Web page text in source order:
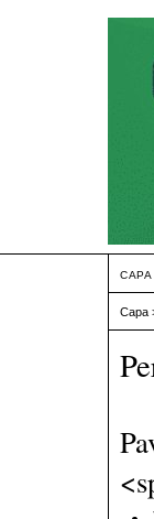
CAPA
Capa